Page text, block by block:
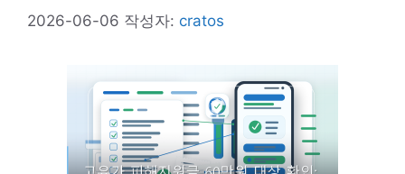
2026-06-06 작성자: cratos